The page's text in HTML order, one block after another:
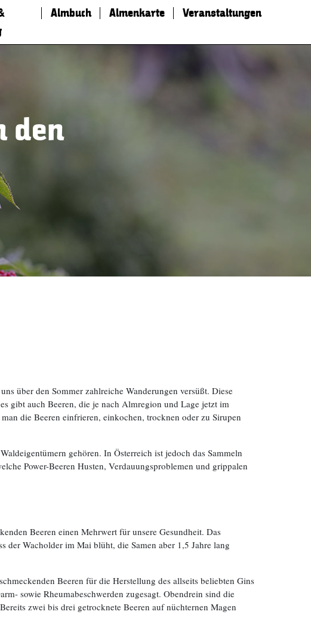
Almbuch Almenkarte Veranstaltungen
den
über den Sommer zahlreiche Wanderungen versüßt. Diese
gibt auch Beeren, die je nach Almregion und Lage jetzt im
die Beeren einfrieren, einkochen, trocknen oder zu Sirupen
gehören. In Österreich ist jedoch das Sammeln
Power-Beeren Husten, Verdauungsproblemen und grippalen
Beeren einen Mehrwert für unsere Gesundheit. Das
der Wacholder im Mai blüht, die Samen aber 1,5 Jahre lang
Beeren für die Herstellung des allseits beliebten Gins
sowie Rheumabeschwerden zugesagt. Obendrein sind die
zwei bis drei getrocknete Beeren auf nüchternen Magen